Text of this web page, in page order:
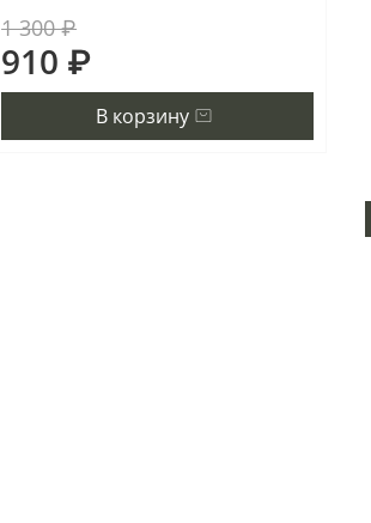
1 300 ₽
910 ₽
В корзину